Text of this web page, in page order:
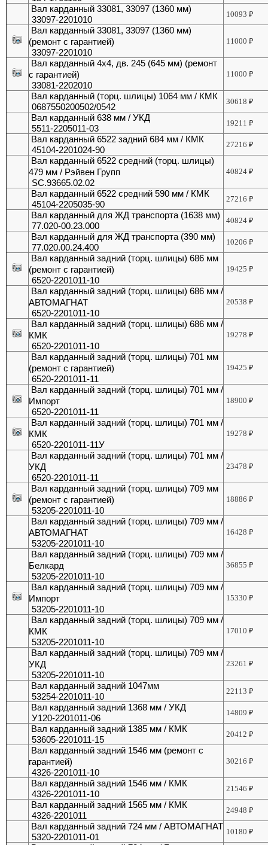
Вал карданный 33081, 33097 (1360 мм)
33097-2201010
10093₽
Вал карданный 33081, 33097 (1360 мм)
(ремонт с гарантией)
33097-2201010
11000₽
Вал карданный 4х4, дв. 245 (645 мм) (ремонт
с гарантией)
33081-2202010
11000₽
Вал карданный (торц. шлицы) 1064 мм / КМК
0687550200502/0542
30618₽
Вал карданный 638 мм / УКД
5511-2205011-03
19211₽
Вал карданный 6522 задний 684 мм / КМК
45104-2201024-90
27216₽
Вал карданный 6522 средний (торц. шлицы)
479 мм / Рэйвен Групп
SC.93665.02.02
40824₽
Вал карданный 6522 средний 590 мм / КМК
45104-2205035-90
27216₽
Вал карданный для ЖД транспорта (1638 мм)
77.020-00.23.000
40824₽
Вал карданный для ЖД транспорта (390 мм)
77.020.00.24.400
10206₽
Вал карданный задний (торц. шлицы) 686 мм
(ремонт с гарантией)
6520-2201011-10
19425₽
Вал карданный задний (торц. шлицы) 686 мм /
АВТОМАГНАТ
6520-2201011-10
20538₽
Вал карданный задний (торц. шлицы) 686 мм /
КМК
6520-2201011-10
19278₽
Вал карданный задний (торц. шлицы) 701 мм
(ремонт с гарантией)
6520-2201011-11
19425₽
Вал карданный задний (торц. шлицы) 701 мм /
Импорт
6520-2201011-11
18900₽
Вал карданный задний (торц. шлицы) 701 мм /
КМК
6520-2201011-11У
19278₽
Вал карданный задний (торц. шлицы) 701 мм /
УКД
6520-2201011-11
23478₽
Вал карданный задний (торц. шлицы) 709 мм
(ремонт с гарантией)
53205-2201011-10
18886₽
Вал карданный задний (торц. шлицы) 709 мм /
АВТОМАГНАТ
53205-2201011-10
16428₽
Вал карданный задний (торц. шлицы) 709 мм /
Белкард
53205-2201011-10
36855₽
Вал карданный задний (торц. шлицы) 709 мм /
Импорт
53205-2201011-10
15330₽
Вал карданный задний (торц. шлицы) 709 мм /
КМК
53205-2201011-10
17010₽
Вал карданный задний (торц. шлицы) 709 мм /
УКД
53205-2201011-10
23261₽
Вал карданный задний 1047мм
53254-2201011-10
22113₽
Вал карданный задний 1368 мм / УКД
У120-2201011-06
14809₽
Вал карданный задний 1385 мм / КМК
53605-2201011-15
20412₽
Вал карданный задний 1546 мм (ремонт с
гарантией)
4326-2201011-10
30216₽
Вал карданный задний 1546 мм / КМК
4326-2201011-10
21546₽
Вал карданный задний 1565 мм / КМК
4326-2201011
24948₽
Вал карданный задний 724 мм / АВТОМАГНАТ
5320-2201011-01
10180₽